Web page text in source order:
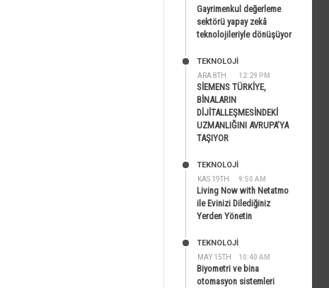
Gayrimenkul değerleme
sektörü yapay zekâ
teknolojileriyle dönüşüyor
ARA 8TH 12:29 PM
TEKNOLOJİ
SİEMENS TÜRKİYE,
BİNALARIN
DİJİTALLEŞMESİNDEKİ
UZMANLIĞINI AVRUPA’YA
TAŞIYOR
KAS 19TH 9:50 AM
TEKNOLOJİ
Living Now with Netatmo
ile Evinizi Dilediğiniz
Yerden Yönetin
MAY 15TH 10:40 AM
TEKNOLOJİ
Biyometri ve bina
otomasyon sistemleri